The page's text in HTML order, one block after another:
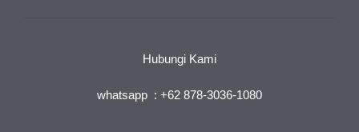
Hubungi Kami
whatsapp : +62 878-3036-1080